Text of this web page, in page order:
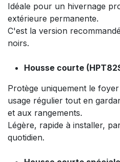
Idéale pour un hivernage
extérieure permanente.
C'est la version
noirs.
Housse courte
Protège uniquement le
usage régulier tout en
et aux rangements.
Légère, rapide à installer,
quotidien.